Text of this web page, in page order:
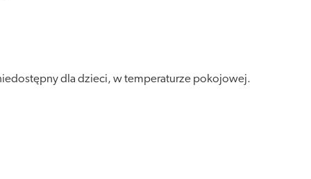
dla dzieci, w temperaturze pokojowej.